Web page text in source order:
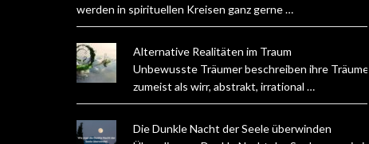
werden in spirituellen Kreisen ganz gerne …
Alternative Realitäten im Traum
Unbewusste Träumer beschreiben ihre Träume
zumeist als wirr, abstrakt, irrational …
Die Dunkle Nacht der Seele überwinden